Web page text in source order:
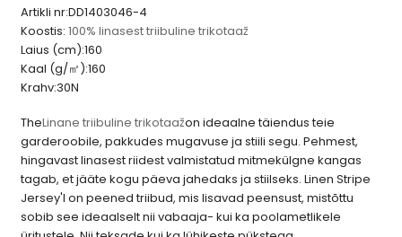
Artikli nr:DD1403046-4
Koostis: 100% linasest triibuline trikotaaž
Laius (cm):160
Kaal (g/㎡):160
Krahv:30N
TheLinane triibuline trikotaažon ideaalne täiendus teie
garderoobile, pakkudes mugavuse ja stiili segu. Pehmest,
hingavast linasest riidest valmistatud mitmekülgne kangas
tagab, et jääte kogu päeva jahedaks ja stiilseks. Linen Stripe
Jersey'l on peened triibud, mis lisavad peensust, mistõttu
sobib see ideaalselt nii vabaaja- kui ka poolametlikele